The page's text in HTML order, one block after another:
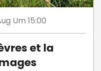
Um 15:00
et la